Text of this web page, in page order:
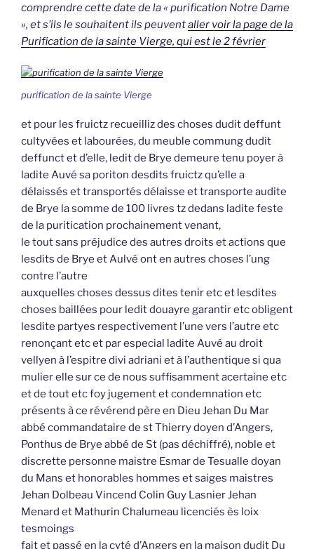
comprendre cette date de la « purification Notre Dame
», et s’ils le souhaitent ils peuventaller voir la page de la
Purification de la sainte Vierge, qui est le 2 février
purification de la sainte Vierge
et pour les fruictz recueilliz des choses dudit deffunt
cultyvées et labourées, du meuble commung dudit
deffunct et d’elle, ledit de Brye demeure tenu poyer à
ladite Auvé sa poriton desdits fruictz qu’elle a
délaissés et transportés délaisse et transporte audite
de Brye la somme de 100 livres tz dedans ladite feste
de la puritication prochainement venant,
le tout sans préjudice des autres droits et actions que
lesdits de Brye et Aulvé ont en autres choses l’ung
contre l’autre
auxquelles choses dessus dites tenir etc et lesdites
choses baillées pour ledit douayre garantir etc obligent
lesdite partyes respectivement l’une vers l’autre etc
renonçant etc et par especial ladite Auvé au droit
vellyen à l’espitre divi adriani et à l’authentique si qua
mulier elle sur ce de nous suffisamment acertaine etc
et de tout etc foy jugement et condemnation etc
présents à ce révérend père en Dieu Jehan Du Mar
abbé commandataire de st Thierry doyen d’Angers,
Ponthus de Brye abbé de St (pas déchiffré), noble et
discrette personne maistre Esmar de Tesualle doyan
du Mans et honorables hommes et saiges maistres
Jehan Dolbeau Vincend Colin Guy Lasnier Jehan
Menard et Mathurin Chalumeau licenciés ès loix
tesmoings
fait et passé en la cyté d’Angers en la maison dudit Du